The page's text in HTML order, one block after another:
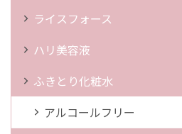
ライスフォース
ハリ美容液
ふきとり化粧水
アルコールフリー